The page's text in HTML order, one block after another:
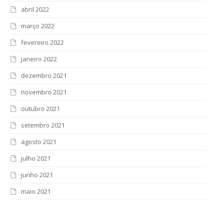
abril 2022
março 2022
fevereiro 2022
janeiro 2022
dezembro 2021
novembro 2021
outubro 2021
setembro 2021
agosto 2021
julho 2021
junho 2021
maio 2021